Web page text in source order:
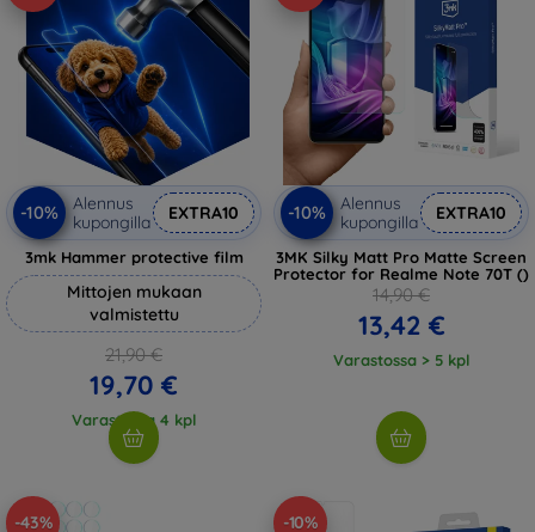
-10%
Alennus
kupongilla
EXTRA10
3mk Hammer protective film
Mittojen mukaan
valmistettu
21,90 €
19,70 €
Varastossa 4 kpl
-10%
Alennus
kupongilla
EXTRA10
3MK Silky Matt Pro Matte Screen
Protector for Realme Note 70T ()
14,90 €
13,42 €
Varastossa > 5 kpl
-43% -10%